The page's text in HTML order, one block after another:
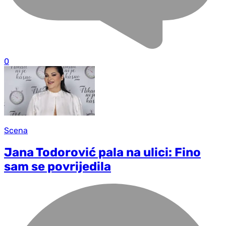
0
Scena
Jana Todorović pala na ulici: Fino
sam se povrijedila